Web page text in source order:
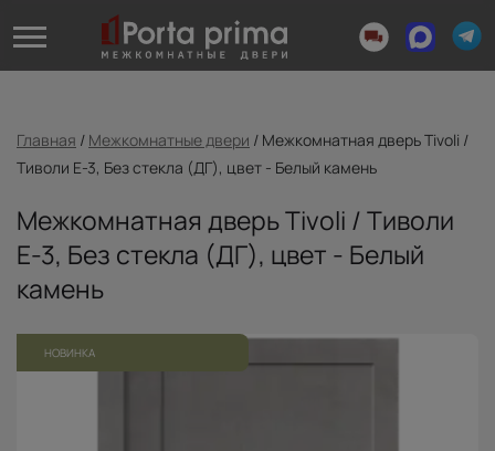
Главная / Межкомнатные двери / Межкомнатная дверь Tivoli /
Тиволи Е-3, Без стекла (ДГ), цвет - Белый камень
Межкомнатная дверь Tivoli / Тиволи
Е-3, Без стекла (ДГ), цвет - Белый
камень
НОВИНКА